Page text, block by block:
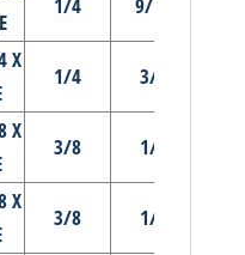
X
1/4 3/4
X
3/8 1/4
X
3/8 1/2